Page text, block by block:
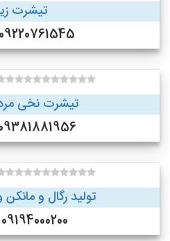
تیشرت
09220761545 (ارومیه)
تیشرت نخی
09381881956
تولید رگال و
09194000200 (تهران)